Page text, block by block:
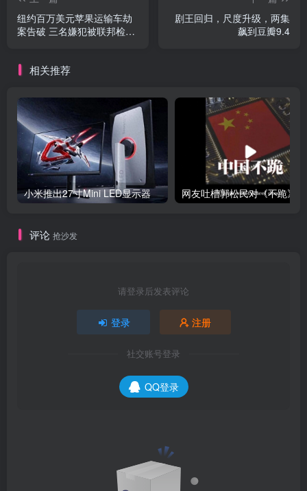
纽约百万美元苹果运输车劫
案告破 三名嫌犯被联邦检方
剧王回归，尺度升级，两集
飙到豆瓣9.4
相关推荐
小米推出27寸Mini LED显示器
评论 抢沙发
请登录后发表评论
登录 注册
社交账号登录
QQ登录